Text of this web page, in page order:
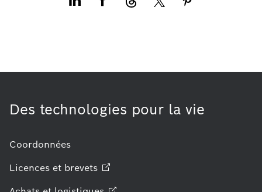
Des technologies pour la vie
Coordonnées
Licences et brevets